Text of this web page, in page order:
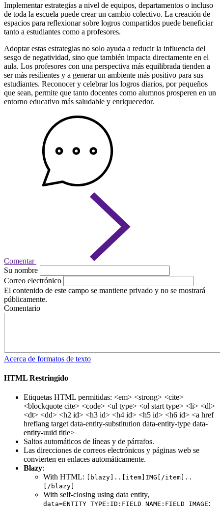
Implementar estrategias a nivel de equipos, departamentos o incluso
de toda la escuela puede crear un cambio colectivo. La creación de
espacios para reflexionar sobre logros compartidos puede beneficiar
tanto a estudiantes como a profesores.
Adoptar estas estrategias no solo ayuda a reducir la influencia del
sesgo de negatividad, sino que también impacta directamente en el
aula. Los profesores con una perspectiva más equilibrada tienden a
ser más resilientes y a generar un ambiente más positivo para sus
estudiantes. Reconocer y celebrar los logros diarios, por pequeños
que sean, permite que tanto docentes como alumnos prosperen en un
entorno educativo más saludable y enriquecedor.
Comentar
Su nombre
Correo electrónico
El contenido de este campo se mantiene privado y no se mostrará
públicamente.
Comentario
Acerca de formatos de texto
HTML Restringido
Etiquetas HTML permitidas: <em> <strong> <cite>
<blockquote cite> <code> <ul type> <ol start type> <li> <dl>
<dt> <dd> <h2 id> <h3 id> <h4 id> <h5 id> <h6 id> <a href
hreflang target data-entity-substitution data-entity-type data-
entity-uuid title>
Saltos automáticos de líneas y de párrafos.
Las direcciones de correos electrónicos y páginas web se
convierten en enlaces automáticamente.
Blazy:
With HTML:
[blazy]..[item]IMG[/item]..
[/blazy]
With self-closing using data entity,
data=ENTITY_TYPE:ID:FIELD_NAME:FIELD_IMAGE: